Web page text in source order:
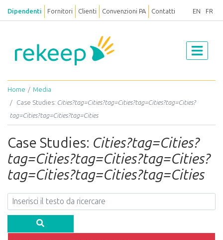
Dipendenti Fornitori Clienti Convenzioni PA Contatti EN FR
Home
Media
Case Studies: Cities?tag=Cities?tag=Cities?tag=Cities?tag=Cities?
tag=Cities?tag=Cities?tag=Cities
Case Studies: Cities?tag=Cities?
tag=Cities?tag=Cities?tag=Cities?
tag=Cities?tag=Cities?tag=Cities